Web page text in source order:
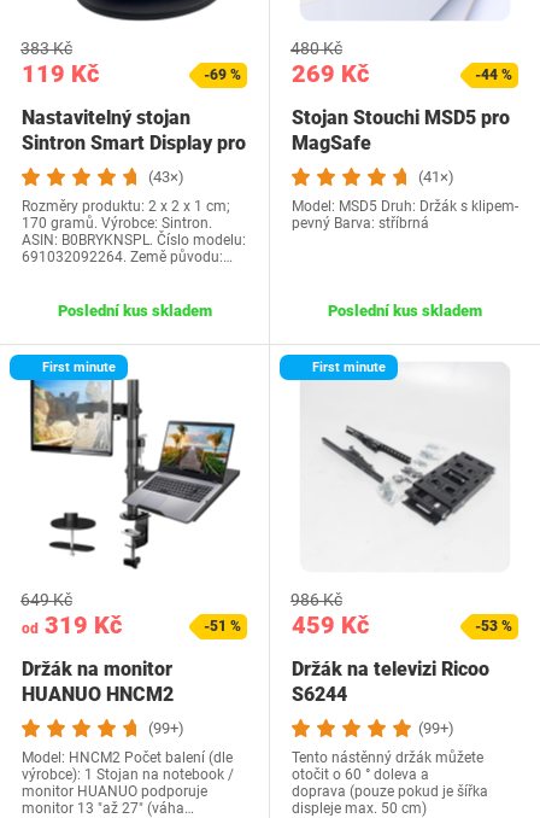
119 Kč
383 Kč
-69 %
Nastavitelný stojan
Sintron Smart Display pro
Shá´w 5 a…
(43×)
Rozměry produktu: 2 x 2 x 1 cm;
170 gramů. Výrobce: Sintron.
ASIN: B0BRYKNSPL. Číslo modelu:
691032092264. Země původu:…
Poslední kus skladem
269 Kč
480 Kč
-44 %
Stojan Stouchi MSD5 pro
MagSafe
(41×)
Model: MSD5 Druh: Držák s klipem-
pevný Barva: stříbrná
Poslední kus skladem
First minute
od 319 Kč
649 Kč
-51 %
Držák na monitor
HUANUO HNCM2
(99+)
Model: HNCM2 Počet balení (dle
výrobce): 1 Stojan na notebook /
monitor HUANUO podporuje
monitor 13 "až 27" (váha…
First minute
459 Kč
986 Kč
-53 %
Držák na televizi Ricoo
S6244
(99+)
Tento nástěnný držák můžete
otočit o 60 ° doleva a
doprava (pouze pokud je šířka
displeje max. 50 cm)